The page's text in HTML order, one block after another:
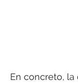
En concreto,